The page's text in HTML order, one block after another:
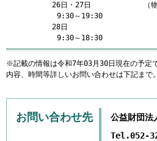
26日・27日
9:30～19:30
28日
9:30～18:30
（
※記載の情報は令和7年03月30日現在の予定
内容、時間等詳しいお問い合わせは下記まで。
お問い合わせ先
公益財団
Tel.052-